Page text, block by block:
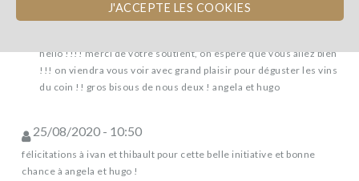
J'ACCEPTE LES COOKIES
hello !!!! merci de votre soutient, on espère que vous allez bien
!!! on viendra vous voir avec grand plaisir pour déguster les vins
du coin !! gros bisous de nous deux ! angela et hugo
25/08/2020 - 10:50
félicitations à ivan et thibault pour cette belle initiative et bonne
chance à angela et hugo !